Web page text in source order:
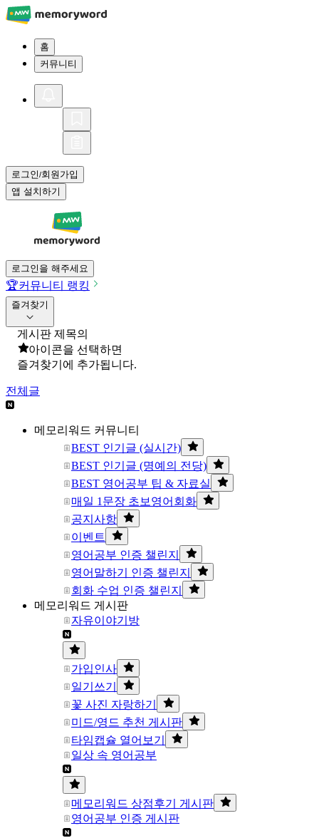
홈
커뮤니티
로그인/회원가입
앱 설치하기
로그인을 해주세요
🏆커뮤니티 랭킹
즐겨찾기
게시판 제목의
아이콘을 선택하면
즐겨찾기에 추가됩니다.
전체글
메모리워드 커뮤니티
BEST 인기글 (실시간)
BEST 인기글 (명예의 전당)
BEST 영어공부 팁 & 자료실
매일 1문장 초보영어회화
공지사항
이벤트
영어공부 인증 챌린지
영어말하기 인증 챌린지
회화 수업 인증 챌린지
메모리워드 게시판
자유이야기방
가입인사
일기쓰기
꽃 사진 자랑하기
미드/영드 추천 게시판
타임캡슐 열어보기
일상 속 영어공부
메모리워드 상점후기 게시판
영어공부 인증 게시판